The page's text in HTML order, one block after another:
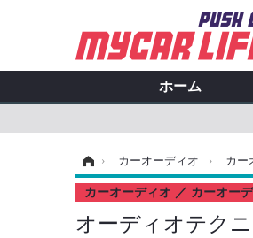
ホーム
› カーオーディオ › カー
オーディオテク
カーオーディオ カーオー